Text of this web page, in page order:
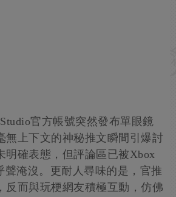
官方帳號突然發布單眼鏡
無上下文的神秘推文瞬間引爆討
明確表態，但評論區已被Xbox
聲淹沒。更耐人尋味的是，官推
反而與玩梗網友積極互動，仿佛